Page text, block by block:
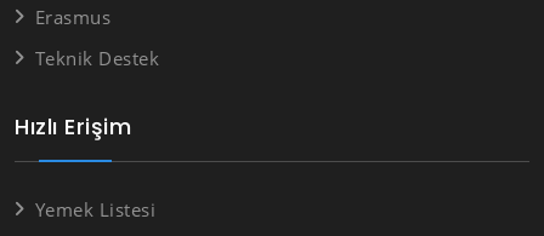
Hızlı Erişim
Yemek Listesi
Erasmus
Teknik Destek